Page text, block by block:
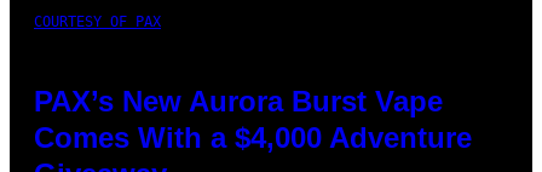
COURTESY OF PAX
PAX’s New Aurora Burst Vape
Comes With a $4,000 Adventure